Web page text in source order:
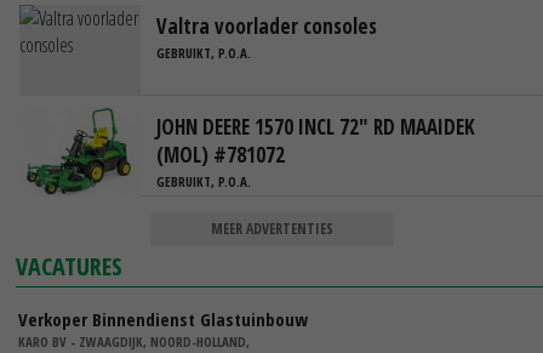
Valtra voorlader consoles
GEBRUIKT, P.O.A.
JOHN DEERE 1570 INCL 72" RD MAAIDEK
(MOL) #781072
GEBRUIKT, P.O.A.
MEER ADVERTENTIES
VACATURES
Verkoper Binnendienst Glastuinbouw
KARO BV - ZWAAGDIJK, NOORD-HOLLAND,